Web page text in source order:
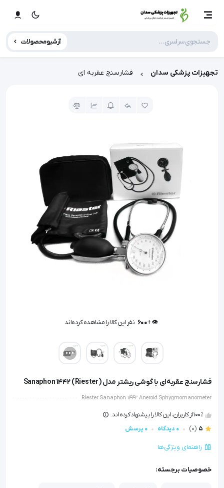
آرشیو محصولات
تجهیزات پزشکی سدان فشارسنج عقربه ای
👁️ +
600 نفر این کالا را مشاهده کرده‌اند
فشارسنج عقربه‌ای با گوشی ریشتر مدل Sanaphon 1442 (Riester)
Riester Sanaphon 1442 Aneroid Sphygmomanometer
100٪ از کاربران، این کالا را پیشنهاد کرده اند.
5
(0) 0 دیدگاه 0 پرسش
راهنمای ویژگی‌ها
خصوصیات برجسته: